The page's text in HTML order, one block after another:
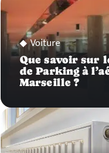
Voiture
Que savoir sur
de Parking à
Marseille ?